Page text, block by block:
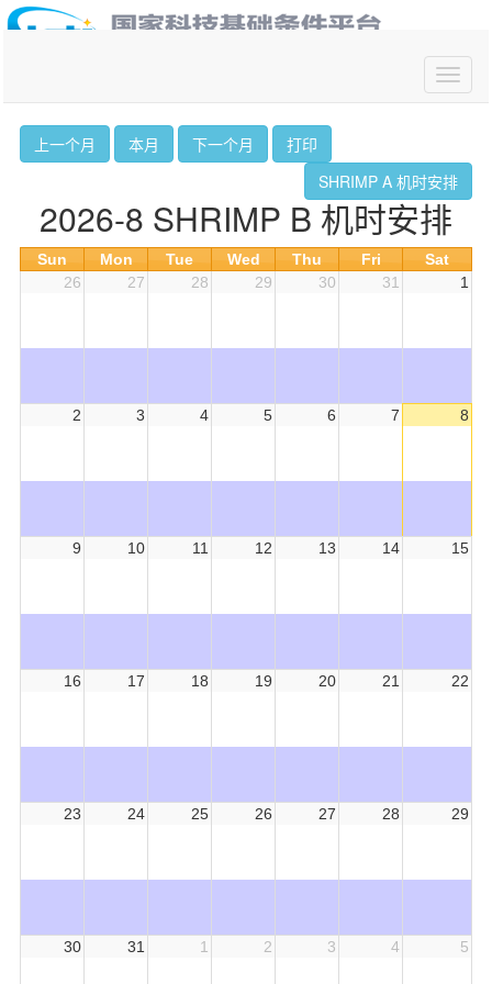
上一个月 本月 下一个月
打印
SHRIMP A 机时安排
2026-8 SHRIMP B 机时安排
Sun Mon Tue Wed Thu Fri
Sat
26
27 28 29 30 31 1
2 3 4 5 6 7 8
9 10 11 12 13 14 15
16 17 18 19 20 21 22
23 24 25 26 27 28 29
30 31 1 2 3 4 5